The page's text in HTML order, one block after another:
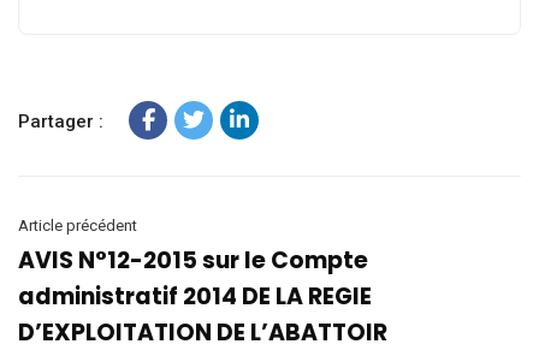
Partager :
Article précédent
AVIS N°12-2015 sur le Compte
administratif 2014 DE LA REGIE
D’EXPLOITATION DE L’ABATTOIR